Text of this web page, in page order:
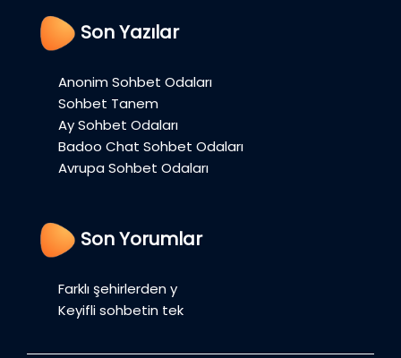
Son Yazılar
Anonim Sohbet Odaları
Sohbet Tanem
Ay Sohbet Odaları
Badoo Chat Sohbet Odaları
Avrupa Sohbet Odaları
Son Yorumlar
Farklı şehirlerden y
Keyifli sohbetin tek